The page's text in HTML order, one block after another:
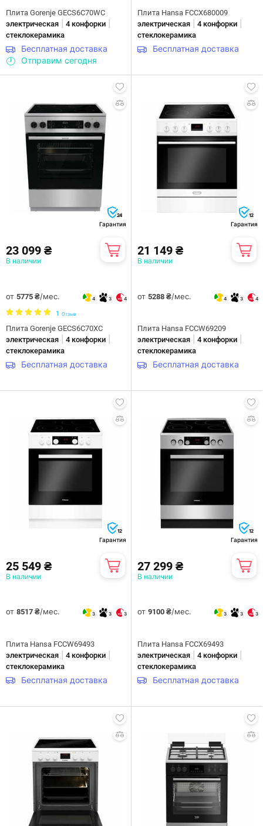
Плита Gorenje GECS6C70WC
электрическая
4 конфорки
стеклокерамика
Бесплатная доставка
Отправим сегодня
Плита Hansa FCCX680009
электрическая
4 конфорки
стеклокерамика
Бесплатная доставка
24
Гарантия
23 099 ₴
В наличии
от 5775 ₴/мес. 4 3 4
1 Отзыв
Плита Gorenje GECS6C70XC
электрическая
4 конфорки
стеклокерамика
Бесплатная доставка
12
Гарантия
21 149 ₴
В наличии
от 5288 ₴/мес. 4 3 4
Плита Hansa FCCW69209
электрическая
4 конфорки
стеклокерамика
Бесплатная доставка
12
Гарантия
25 549 ₴
В наличии
от 8517 ₴/мес. 3 3 3
Плита Hansa FCCW69493
электрическая
4 конфорки
стеклокерамика
Бесплатная доставка
12
Гарантия
27 299 ₴
В наличии
от 9100 ₴/мес. 3 3 3
Плита Hansa FCCX69493
электрическая
4 конфорки
стеклокерамика
Бесплатная доставка